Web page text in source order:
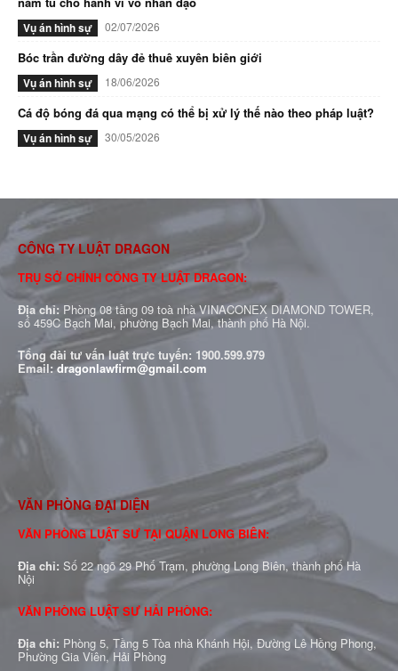
Vụ án hình sự 02/07/2026
Bóc trần đường dây đẻ thuê xuyên biên giới
Vụ án hình sự 18/06/2026
Cá độ bóng đá qua mạng có thể bị xử lý thế nào theo pháp luật?
Vụ án hình sự 30/05/2026
CÔNG TY LUẬT DRAGON
TRỤ SỞ CHÍNH CÔNG TY LUẬT DRAGON:
Địa chỉ: Phòng 08 tầng 09 toà nhà VINACONEX DIAMOND TOWER,
số 459C Bạch Mai, phường Bạch Mai, thành phố Hà Nội.
Tổng đài tư vấn luật trực tuyến: 1900.599.979
Email:dragonlawfirm@gmail.com
VĂN PHÒNG ĐẠI DIỆN
VĂN PHÒNG LUẬT SƯ TẠI QUẬN LONG BIÊN:
Địa chỉ: Số 22 ngõ 29 Phố Trạm, phường Long Biên, thành phố Hà
Nội
VĂN PHÒNG LUẬT SƯ HẢI PHÒNG:
Địa chỉ: Phòng 5, Tầng 5 Tòa nhà Khánh Hội, Đường Lê Hồng Phong,
Phường Gia Viên, Hải Phòng